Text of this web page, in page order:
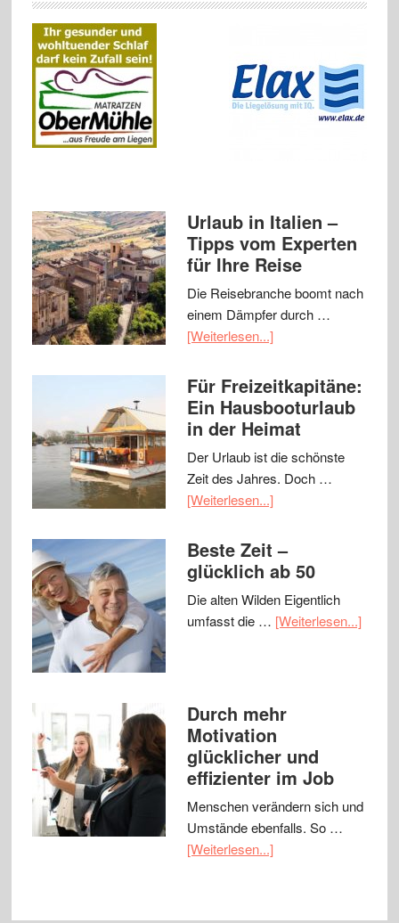
Urlaub in Italien –
Tipps vom Experten
für Ihre Reise
Die Reisebranche boomt nach
einem Dämpfer durch …
[Weiterlesen...]
Für Freizeitkapitäne:
Ein Hausbooturlaub
in der Heimat
Der Urlaub ist die schönste
Zeit des Jahres. Doch …
[Weiterlesen...]
Beste Zeit –
glücklich ab 50
Die alten Wilden Eigentlich
umfasst die … [Weiterlesen...]
Durch mehr
Motivation
glücklicher und
effizienter im Job
Menschen verändern sich und
Umstände ebenfalls. So …
[Weiterlesen...]